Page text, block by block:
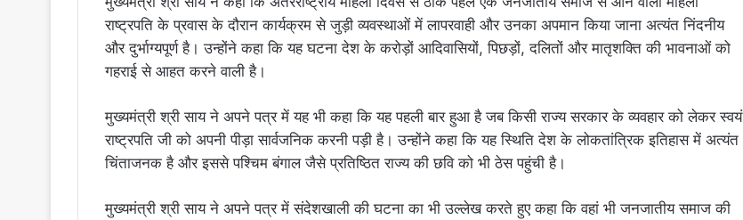
राष्ट्रपति के प्रवास के दौरान कार्यक्रम से जुड़ी व्यवस्थाओं में लापरवाही और उनका अपमान किया जाना अत्यंत निंदनीय
और दुर्भाग्यपूर्ण है। उन्होंने कहा कि यह घटना देश के करोड़ों आदिवासियों, पिछड़ों, दलितों और मातृशक्ति की भावनाओं को
गहराई से आहत करने वाली है।
मुख्यमंत्री श्री साय ने अपने पत्र में यह भी कहा कि यह पहली बार हुआ है जब किसी राज्य सरकार के व्यवहार को लेकर स्वयं
राष्ट्रपति जी को अपनी पीड़ा सार्वजनिक करनी पड़ी है। उन्होंने कहा कि यह स्थिति देश के लोकतांत्रिक इतिहास में अत्यंत
चिंताजनक है और इससे पश्चिम बंगाल जैसे प्रतिष्ठित राज्य की छवि को भी ठेस पहुंची है।
मुख्यमंत्री श्री साय ने अपने पत्र में संदेशखाली की घटना का भी उल्लेख करते हुए कहा कि वहां भी जनजातीय समाज की